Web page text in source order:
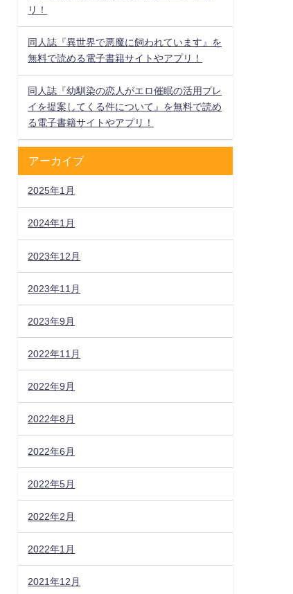
リ！
同人誌『異世界で悪魔に飼われています』を
無料で読める電子書籍サイトやアプリ！
同人誌『幼馴染の恋人がエロ催眠の活用プレ
イを提案してくる件について』を無料で読め
る電子書籍サイトやアプリ！
アーカイブ
2025年1月
2024年1月
2023年12月
2023年11月
2023年9月
2022年11月
2022年9月
2022年8月
2022年6月
2022年5月
2022年2月
2022年1月
2021年12月